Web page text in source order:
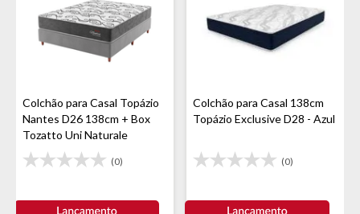
Colchão para Casal Topázio
Nantes D26 138cm + Box
Tozatto Uni Naturale
(0)
Colchão para Casal 138cm
Topázio Exclusive D28 - Azul
(0)